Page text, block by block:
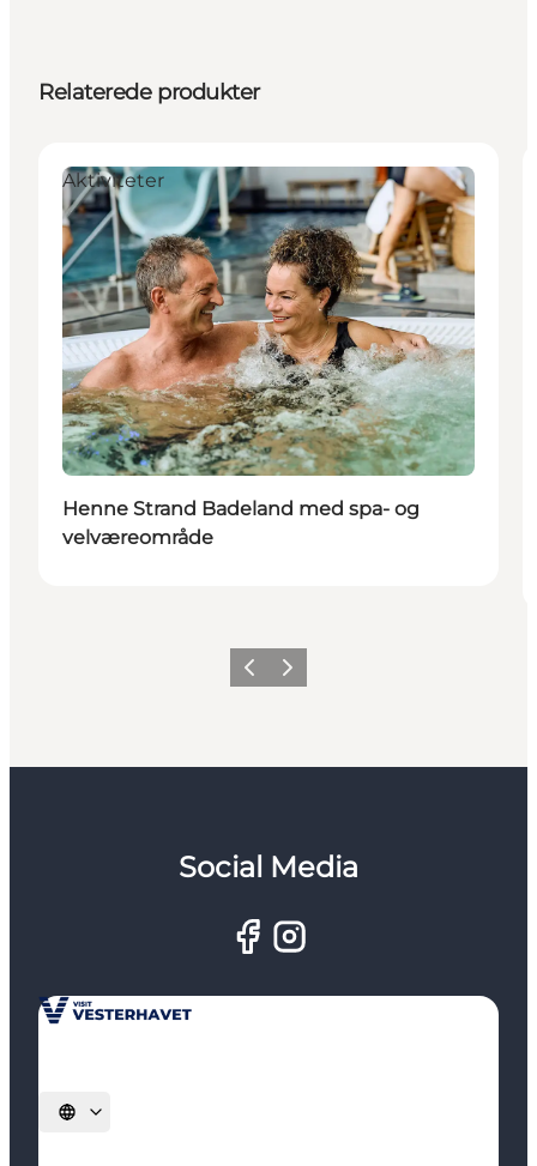
Relaterede produkter
Aktiviteter
Henne Strand Badeland med spa- og
velværeområde
ForrigeNæste
Social Media
Vælg sprog